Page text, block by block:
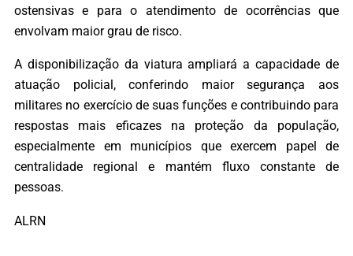
ostensivas e para o atendimento de ocorrências que
envolvam maior grau de risco.
A disponibilização da viatura ampliará a capacidade de
atuação policial, conferindo maior segurança aos
militares no exercício de suas funções e contribuindo para
respostas mais eficazes na proteção da população,
especialmente em municípios que exercem papel de
centralidade regional e mantém fluxo constante de
pessoas.
ALRN